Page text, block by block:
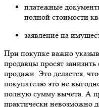
платежные
полной стоимости
заявление на
При покупке важно
продавцы просят
продажи. Это делается,
покупателю это не
полную сумму вычета. А
практически невозможно